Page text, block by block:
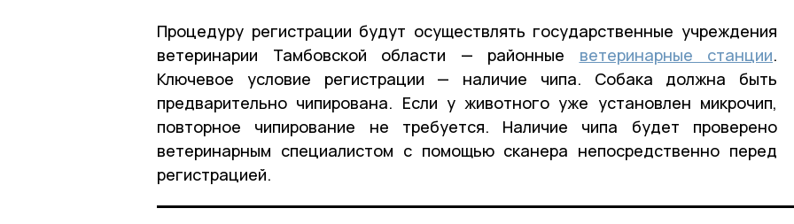
Процедуру регистрации будут осуществлять государственные учреждения
ветеринарии Тамбовской области — районные ветеринарные станции.
Ключевое условие регистрации — наличие чипа. Собака должна быть
предварительно чипирована. Если у животного уже установлен микрочип,
повторное чипирование не требуется. Наличие чипа будет проверено
ветеринарным специалистом с помощью сканера непосредственно перед
регистрацией.